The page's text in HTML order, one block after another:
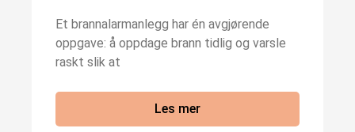
Et brannalarmanlegg har én avgjørende
oppgave: å oppdage brann tidlig og varsle
raskt slik at
Les mer